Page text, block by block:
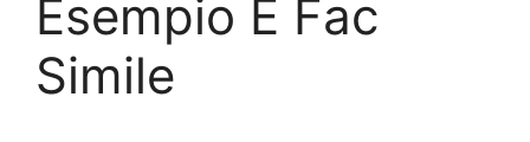
Esempio E Fac
Simile